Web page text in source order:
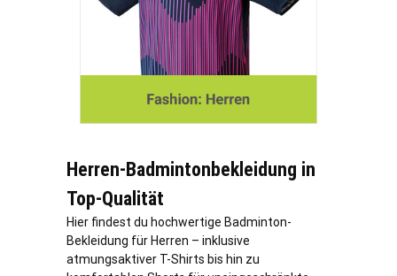
Herren-Badmintonbekleidung in
Top-Qualität
Hier findest du hochwertige Badminton-
Bekleidung für Herren – inklusive
atmungsaktiver T-Shirts bis hin zu